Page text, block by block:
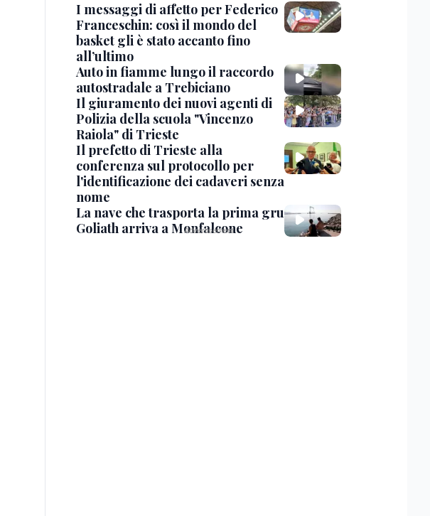
I messaggi di affetto per Federico
Franceschin: così il mondo del
basket gli è stato accanto fino
all’ultimo
Auto in fiamme lungo il raccordo
autostradale a Trebiciano
Il giuramento dei nuovi agenti di
Polizia della scuola "Vincenzo
Raiola" di Trieste
Il prefetto di Trieste alla
conferenza sul protocollo per
l'identificazione dei cadaveri senza
nome
La nave che trasporta la prima gru
Goliath arriva a Monfalcone